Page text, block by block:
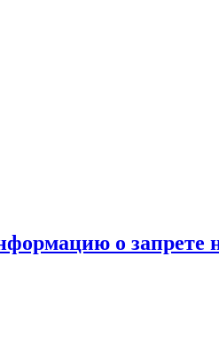
о запрете